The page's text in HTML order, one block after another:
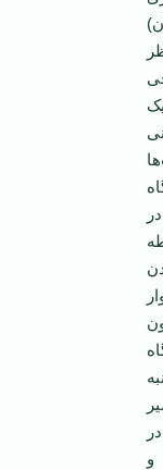
و